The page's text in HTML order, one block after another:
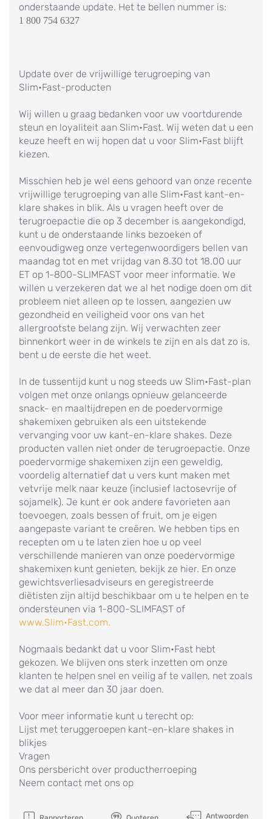
onderstaande update. Het te bellen nummer is:
1 800 754 6327
Update over de vrijwillige terugroeping van
Slim•Fast-producten
Wij willen u graag bedanken voor uw voortdurende
steun en loyaliteit aan Slim•Fast. Wij weten dat u een
keuze heeft en wij hopen dat u voor Slim•Fast blijft
kiezen.
Misschien heb je wel eens gehoord van onze recente
vrijwillige terugroeping van alle Slim•Fast kant-en-
klare shakes in blik. Als u vragen heeft over de
terugroepactie die op 3 december is aangekondigd,
kunt u de onderstaande links bezoeken of
eenvoudigweg onze vertegenwoordigers bellen van
maandag tot en met vrijdag van 8.30 tot 18.00 uur
ET op 1-800-SLIMFAST voor meer informatie. We
willen u verzekeren dat we al het nodige doen om dit
probleem niet alleen op te lossen, aangezien uw
gezondheid en veiligheid voor ons van het
allergrootste belang zijn. Wij verwachten zeer
binnenkort weer in de winkels te zijn en als dat zo is,
bent u de eerste die het weet.
In de tussentijd kunt u nog steeds uw Slim•Fast-plan
volgen met onze onlangs opnieuw gelanceerde
snack- en maaltijdrepen en de poedervormige
shakemixen gebruiken als een uitstekende
vervanging voor uw kant-en-klare shakes. Deze
producten vallen niet onder de terugroepactie. Onze
poedervormige shakemixen zijn een geweldig,
voordelig alternatief dat u vers kunt maken met
vetvrije melk naar keuze (inclusief lactosevrije of
sojamelk). Je kunt er ook andere favorieten aan
toevoegen, zoals bessen of fruit, om je eigen
aangepaste variant te creëren. We hebben tips en
recepten om u te laten zien hoe u op veel
verschillende manieren van onze poedervormige
shakemixen kunt genieten, bekijk ze hier. En onze
gewichtsverliesadviseurs en geregistreerde
diëtisten zijn altijd beschikbaar om u te helpen en te
ondersteunen via 1-800-SLIMFAST of
www.Slim•Fast.com.
Nogmaals bedankt dat u voor Slim•Fast hebt
gekozen. We blijven ons sterk inzetten om onze
klanten te helpen snel en veilig af te vallen, net zoals
we dat al meer dan 30 jaar doen.
Voor meer informatie kunt u terecht op:
Lijst met teruggeroepen kant-en-klare shakes in
blikjes
Vragen
Ons persbericht over productherroeping
Neem contact met ons op
Antwoorden